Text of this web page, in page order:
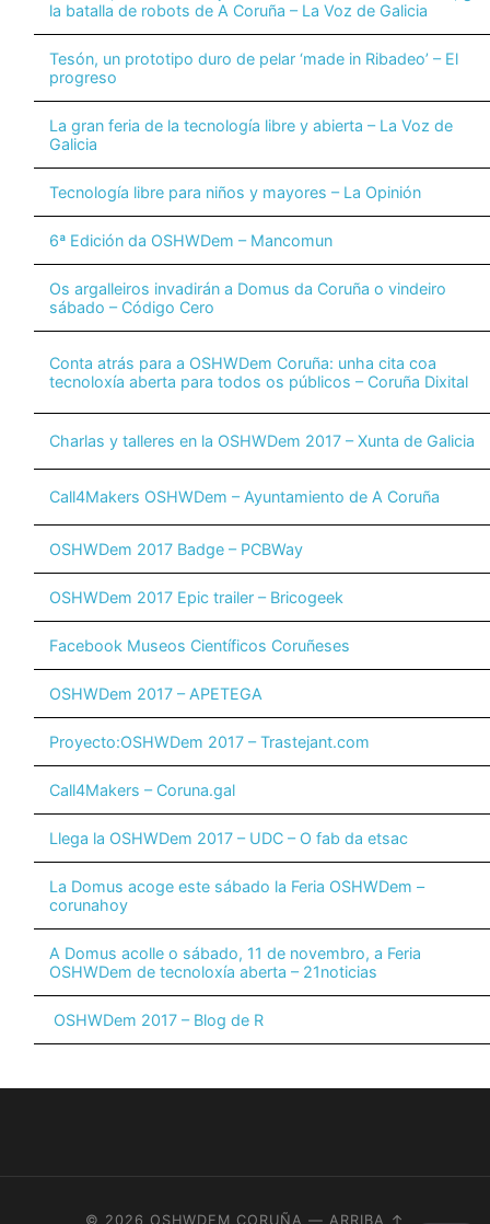
la batalla de robots de A Coruña – La Voz de Galicia
Tesón, un prototipo duro de pelar ‘made in Ribadeo’ – El
progreso
La gran feria de la tecnología libre y abierta – La Voz de
Galicia
Tecnología libre para niños y mayores – La Opinión
6ª Edición da OSHWDem – Mancomun
Os argalleiros invadirán a Domus da Coruña o vindeiro
sábado – Código Cero
Conta atrás para a OSHWDem Coruña: unha cita coa
tecnoloxía aberta para todos os públicos – Coruña Dixital
Charlas y talleres en la OSHWDem 2017 – Xunta de Galicia
Call4Makers OSHWDem – Ayuntamiento de A Coruña
OSHWDem 2017 Badge – PCBWay
OSHWDem 2017 Epic trailer – Bricogeek
Facebook Museos Científicos Coruñeses
OSHWDem 2017 – APETEGA
Proyecto:OSHWDem 2017 – Trastejant.com
Call4Makers – Coruna.gal
Llega la OSHWDem 2017 – UDC – O fab da etsac
La Domus acoge este sábado la Feria OSHWDem –
corunahoy
A Domus acolle o sábado, 11 de novembro, a Feria
OSHWDem de tecnoloxía aberta – 21noticias
OSHWDem 2017 – Blog de R
© 2026 OSHWDEM CORUÑA — ARRIBA ↑